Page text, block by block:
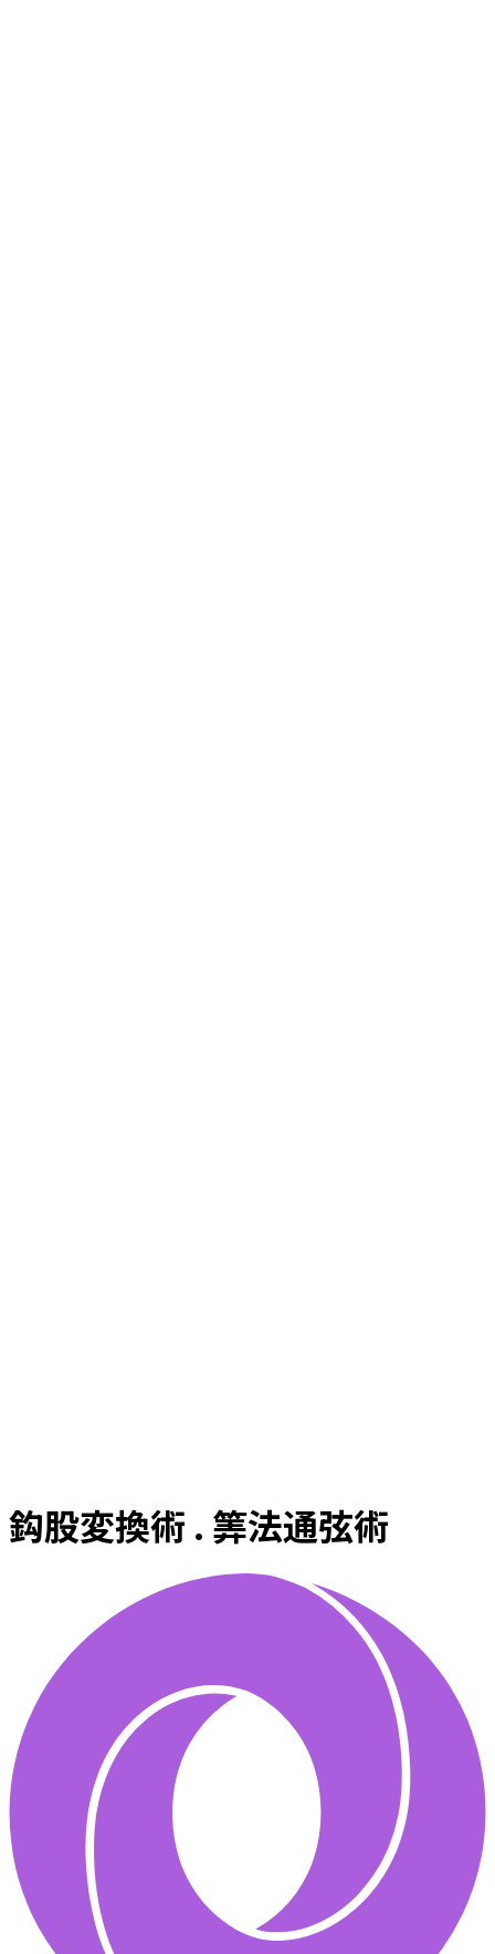
鈎股変換術 . 筭法通弦術